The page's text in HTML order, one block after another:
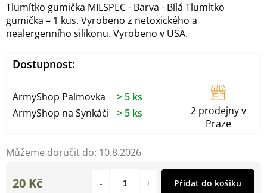
Můžeme doručit do: 10.8.2026
Tlumítko gumička MILSPEC - Barva - Bílá Tlumítko
gumička – 1 kus. Vyrobeno z netoxického a
nealergenního silikonu. Vyrobeno v USA.
20 Kč Přidat do košíku
Dostupnost:
ArmyShop Palmovka
> 5 ks
ArmyShop na Synkáči
> 5 ks
2 prodejny v
Praze